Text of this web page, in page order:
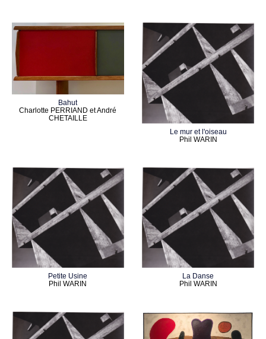
Bahut
Charlotte PERRIAND et André
CHETAILLE
Le mur et l'oiseau
Phil WARIN
Petite Usine
Phil WARIN
La Danse
Phil WARIN